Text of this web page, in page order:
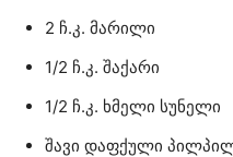
2 ჩ.კ. მარილი
1/2 ჩ.კ. შაქარი
1/2 ჩ.კ. ხმელი სუნელი
შავი დაფქული